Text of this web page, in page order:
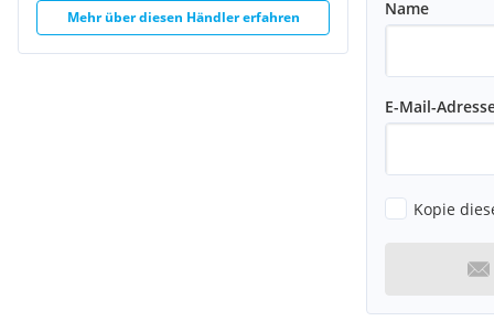
Mehr über diesen Händler erfahren Name
E-Mail-
Kopie